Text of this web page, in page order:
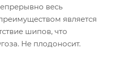
весь
является
шипов, что
Не плодоносит.